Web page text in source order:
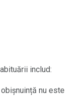
includ:
nu este